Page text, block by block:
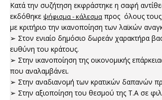
Κατά την συζήτηση εκφράστηκε η σαφή
εκδόθηκε ψήφισμα - κάλεσμα προς όλους τους
με κριτήριο την ικανοποίηση των λαϊκών
➢ Στον ενιαίο δημόσιο δωρεάν χαρακτήρα
ευθύνη του κράτους.
➢ Στην ικανοποίηση της οικονομικής
που αναλαμβάνει.
➢ Στην αναδιανομή των κρατικών δαπανών
➢ Στην αξιοποίηση του θεσμού της Τ.Α σε